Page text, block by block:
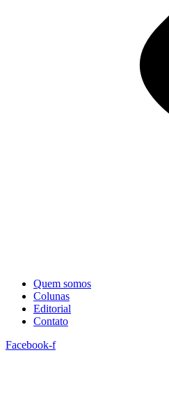
Quem somos
Colunas
Editorial
Contato
Facebook-f